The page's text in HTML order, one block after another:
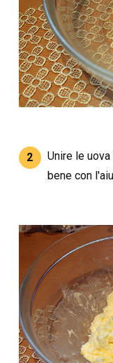
2
Unire le
bene con